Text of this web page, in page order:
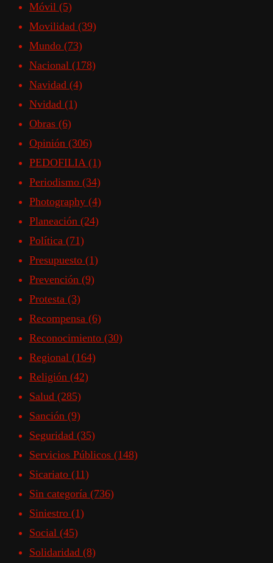
Móvil (5)
Movilidad (39)
Mundo (73)
Nacional (178)
Navidad (4)
Nvidad (1)
Obras (6)
Opinión (306)
PEDOFILIA (1)
Periodismo (34)
Photography (4)
Planeación (24)
Política (71)
Presupuesto (1)
Prevención (9)
Protesta (3)
Recompensa (6)
Reconocimiento (30)
Regional (164)
Religión (42)
Salud (285)
Sanción (9)
Seguridad (35)
Servicios Públicos (148)
Sicariato (11)
Sin categoría (736)
Siniestro (1)
Social (45)
Solidaridad (8)